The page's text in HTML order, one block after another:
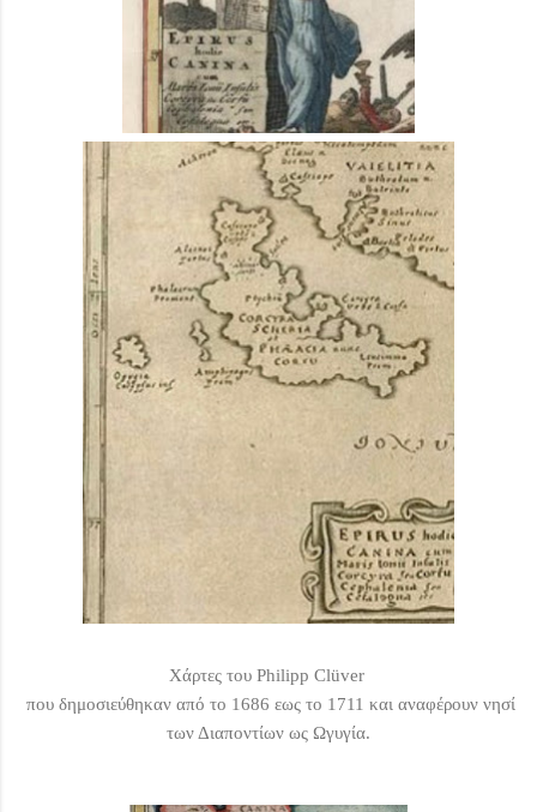
Χάρτες τουPhilipp Clüver
που δημοσιεύθηκαν από το 1686 εως το 1711 και αναφέρουν νησί
των Διαποντίων ως Ωγυγία.